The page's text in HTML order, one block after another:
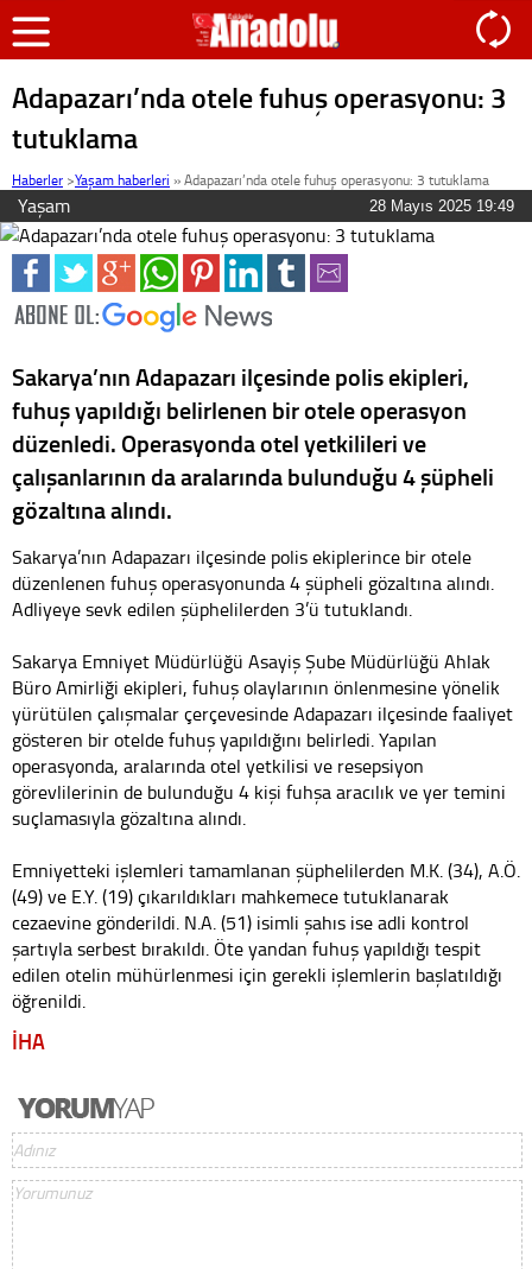
Adapazarı’nda otele fuhuş operasyonu: 3
tutuklama
Haberler >Yaşam haberleri »Adapazarı’nda otele fuhuş operasyonu: 3 tutuklama
Yaşam 28 Mayıs 2025 19:49
Sakarya’nın Adapazarı ilçesinde polis ekipleri,
fuhuş yapıldığı belirlenen bir otele operasyon
düzenledi. Operasyonda otel yetkilileri ve
çalışanlarının da aralarında bulunduğu 4 şüpheli
gözaltına alındı.
Sakarya’nın Adapazarı ilçesinde polis ekiplerince bir otele
düzenlenen fuhuş operasyonunda 4 şüpheli gözaltına alındı.
Adliyeye sevk edilen şüphelilerden 3’ü tutuklandı.
Sakarya Emniyet Müdürlüğü Asayiş Şube Müdürlüğü Ahlak
Büro Amirliği ekipleri, fuhuş olaylarının önlenmesine yönelik
yürütülen çalışmalar çerçevesinde Adapazarı ilçesinde faaliyet
gösteren bir otelde fuhuş yapıldığını belirledi. Yapılan
operasyonda, aralarında otel yetkilisi ve resepsiyon
görevlilerinin de bulunduğu 4 kişi fuhşa aracılık ve yer temini
suçlamasıyla gözaltına alındı.
Emniyetteki işlemleri tamamlanan şüphelilerden M.K. (34), A.Ö.
(49) ve E.Y. (19) çıkarıldıkları mahkemece tutuklanarak
cezaevine gönderildi. N.A. (51) isimli şahıs ise adli kontrol
şartıyla serbest bırakıldı. Öte yandan fuhuş yapıldığı tespit
edilen otelin mühürlenmesi için gerekli işlemlerin başlatıldığı
öğrenildi.
İHA